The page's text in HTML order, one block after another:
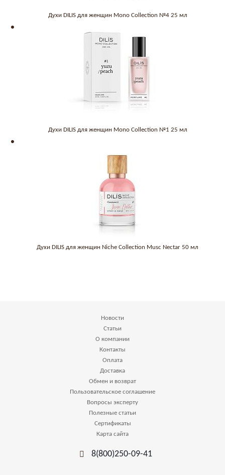
Духи DILIS для женщин Mono Collection №4 25 мл
Духи DILIS для женщин Mono Collection №1 25 мл
Духи DILIS для женщин Niche Collection Musc Nectar 50 мл
Новости
Статьи
О компании
Контакты
Оплата
Доставка
Обмен и возврат
Пользовательское соглашение
Вопросы эксперту
Полезные статьи
Сертификаты
Карта сайта
8(800)250-09-41